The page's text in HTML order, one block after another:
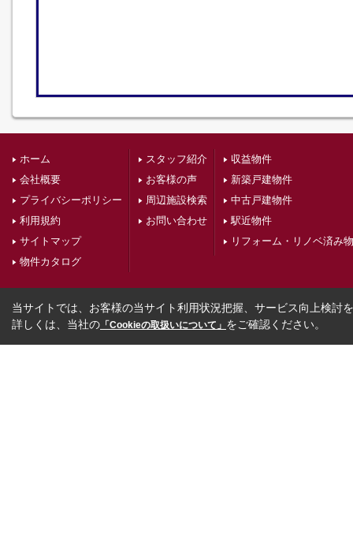
ホーム
会社概要
プライバシーポリシー
利用規約
サイトマップ
物件カタログ
スタッフ紹介
お客様の声
周辺施設検索
お問い合わせ
収益物件
新築戸建物件
中古戸建物件
駅近物件
リフォーム・リノベ済み
当サイトでは、お客様の当サイト利用状況把握、サービス向上検討
詳しくは、当社の 「Cookieの取扱いについて」 をご確認ください。